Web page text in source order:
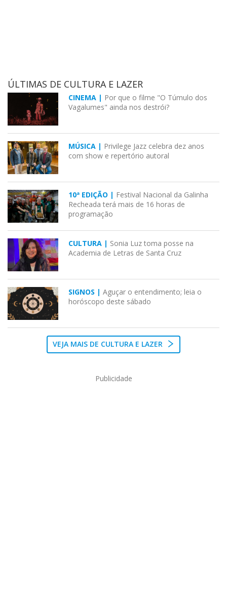
ÚLTIMAS DE CULTURA E LAZER
CINEMA | Por que o filme "O Túmulo dos
Vagalumes" ainda nos destrói?
MÚSICA | Privilege Jazz celebra dez anos
com show e repertório autoral
10ª EDIÇÃO | Festival Nacional da Galinha
Recheada terá mais de 16 horas de
programação
CULTURA | Sonia Luz toma posse na
Academia de Letras de Santa Cruz
SIGNOS | Aguçar o entendimento; leia o
horóscopo deste sábado
VEJA MAIS DE CULTURA E LAZER
Publicidade